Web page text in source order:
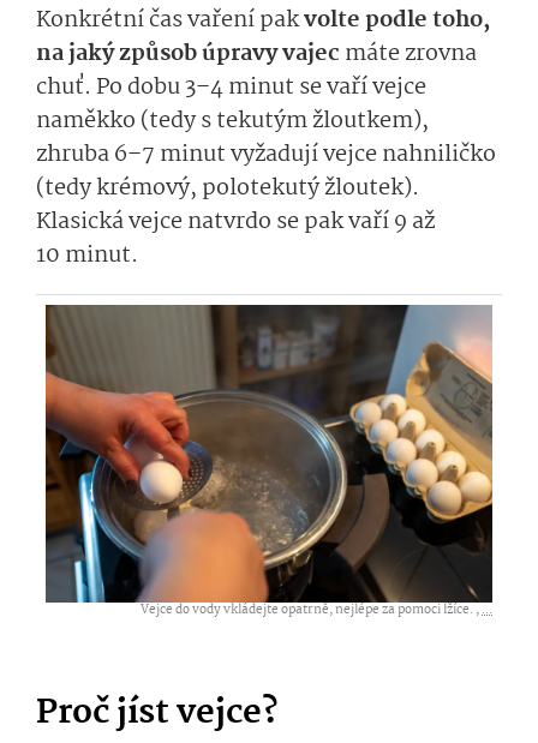
Konkrétní čas vaření pakvolte podle toho,
na jaký způsob úpravy vajec máte zrovna
chuť. Po dobu 3–4 minut se vaří vejce
naměkko (tedy s tekutým žloutkem),
zhruba 6–7 minut vyžadují vejce nahniličko
(tedy krémový, polotekutý žloutek).
Klasická vejce natvrdo se pak vaří 9 až
10 minut.
Vejce do vody vkládejte opatrně, nejlépe za pomoci lžíce. ,...
Proč jíst vejce?